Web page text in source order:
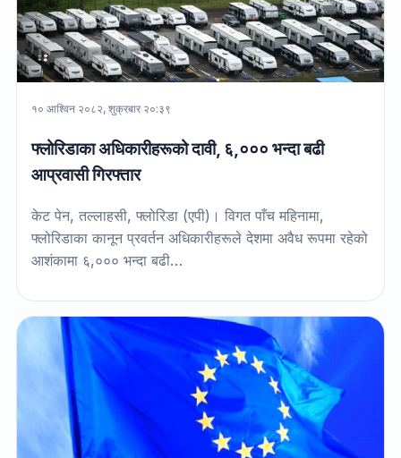
१० आश्विन २०८२, शुक्रबार २०:३९
फ्लोरिडाका अधिकारीहरूको दावी, ६,००० भन्दा बढी
आप्रवासी गिरफ्तार
केट पेन, तल्लाहसी, फ्लोरिडा (एपी)। विगत पाँच महिनामा,
फ्लोरिडाका कानून प्रवर्तन अधिकारीहरूले देशमा अवैध रूपमा रहेको
आशंकामा ६,००० भन्दा बढी…